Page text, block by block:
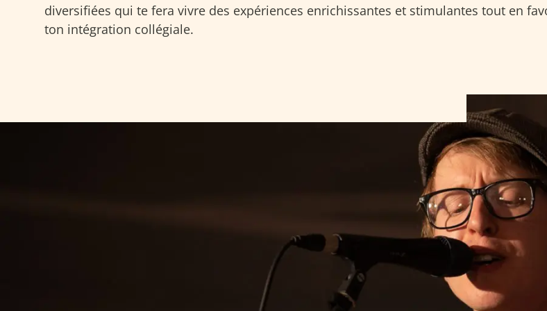
diversifiées qui te fera vivre des expériences enrichissantes et stimulantes tout en
ton intégration collégiale.